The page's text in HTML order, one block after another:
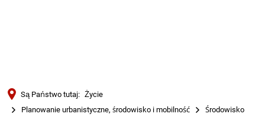
Są Państwo tutaj: Życie
Planowanie urbanistyczne, środowisko i mobilność
Środowisko